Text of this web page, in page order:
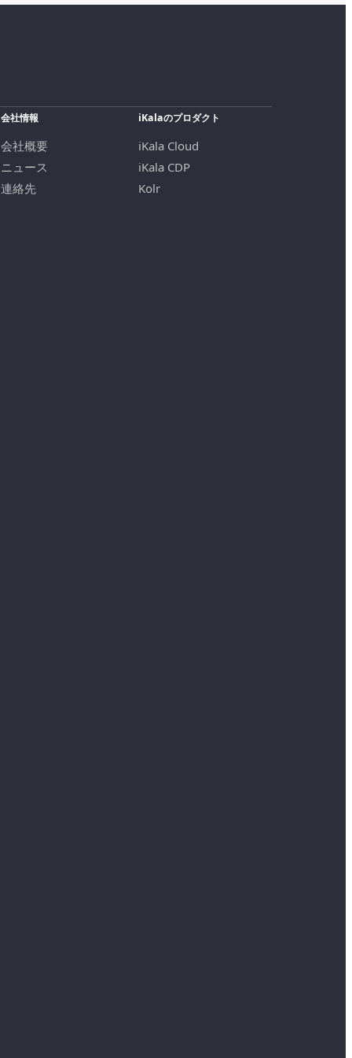
会社情報
会社概要
ニュース
連絡先
iKalaのプロダクト
iKala Cloud
iKala CDP
Kolr